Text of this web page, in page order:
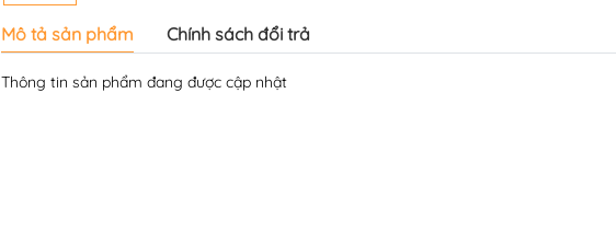
Mô tả sản phẩm Chính sách đổi trả
Thông tin sản phẩm đang được cập nhật